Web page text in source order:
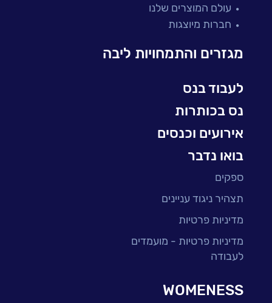
בדיקות והבטחת איכות
עולמות הענן
עולמות הסייבר
BI, Analytics & Big-Data
עולם המוצרים שלנו
חברות מיוצגות
מגזרים והתמחויות ליבה
לעבוד בנס
נס בכותרות
אירועים וכנסים
בואו נדבר
ספקים
תצהיר ניגוד עניינים
מדיניות פרטיות
מדיניות פרטיות - מועמדים
לעבודה
WOMENESS